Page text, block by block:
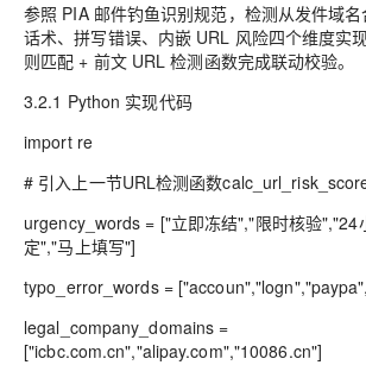
参照 PIA 邮件钓鱼识别规范，检测从发件域
话术、拼写错误、内嵌 URL 风险四个维度实
则匹配 + 前文 URL 检测函数完成联动校验。
3.2.1 Python 实现代码
import re
# 引入上一节URL检测函数
urgency_words = ["立即冻结","限时核验","24
定","马上填写"]
typo_error_words =
legal_company_domains =
["icbc.com.cn","alipay.com","10086.cn"]